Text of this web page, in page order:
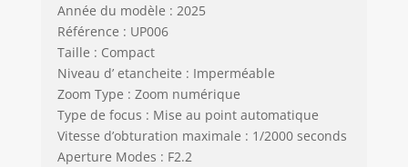
effort chaque
moment
passionnant. La
batterie de 1500
mAh prend en
Année du modèle : 2025
Référence : UP006
Taille : Compact
Niveau d’ etancheite : Imperméable
Zoom Type : Zoom numérique
Type de focus : Mise au point automatique
Vitesse d’obturation maximale : 1/2000 seconds
Aperture Modes : F2.2